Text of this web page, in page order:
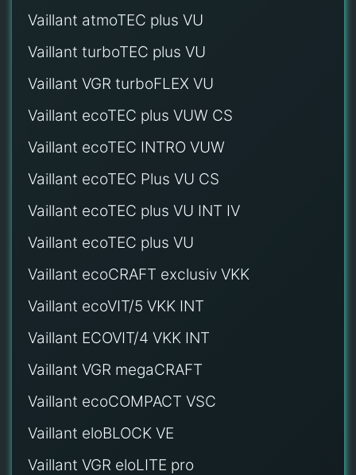
Vaillant atmoTEC plus VU
Vaillant turboTEC plus VU
Vaillant VGR turboFLEX VU
Vaillant ecoTEC plus VUW CS
Vaillant ecoTEC INTRO VUW
Vaillant ecoTEC Plus VU CS
Vaillant ecoTEC plus VU INT IV
Vaillant ecoTEC plus VU
Vaillant ecoCRAFT exclusiv VKK
Vaillant ecoVIT/5 VKK INT
Vaillant ECOVIT/4 VKK INT
Vaillant VGR megaCRAFT
Vaillant ecoCOMPACT VSC
Vaillant eloBLOCK VE
Vaillant VGR eloLITE pro